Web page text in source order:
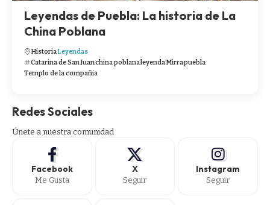
Leyendas de Puebla: La historia de La
China Poblana
HistoriaLeyendas
Catarina de San Juanchina poblanaleyendaMirrapuebla
Templo de la compañia
Redes Sociales
Únete a nuestra comunidad
Facebook
Me Gusta
X
Seguir
Instagram
Seguir